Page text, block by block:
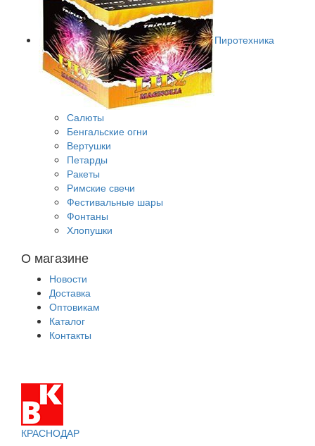
Пиротехника
Салюты
Бенгальские огни
Вертушки
Петарды
Ракеты
Римские свечи
Фестивальные шары
Фонтаны
Хлопушки
О магазине
Новости
Доставка
Оптовикам
Каталог
Контакты
КРАСНОДАР